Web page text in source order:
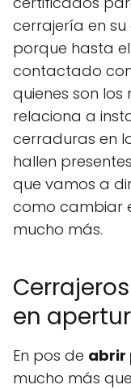
cerrajería en
porque hasta
contactado
quienes son
relaciona a
cerraduras en
hallen
que vamos a
como cambiar
mucho más.
en
En pos de abrir
mucho más